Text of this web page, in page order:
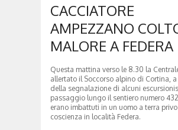
CACCIATORE
AMPEZZANO
MALORE A FEDERA
Questa mattina verso le 8.30 la
allertato il Soccorso alpino di Cortina,
della segnalazione di alcuni
passaggio lungo il sentiero numero
erano imbattuti in un uomo a terra
coscienza in località Federa.